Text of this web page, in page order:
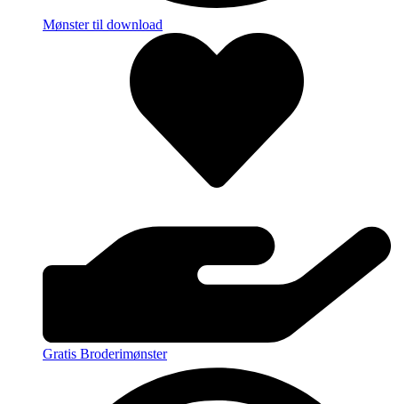
Mønster til download
Gratis Broderimønster